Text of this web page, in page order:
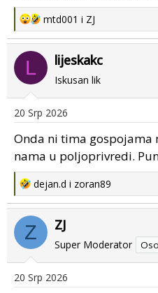
R
e
a
c
t
o
n
s
mtd001 i ZJ
L lijeskakc
Iskusan lik
20 Srp 2026
Onda ni tima gospojama
nama u poljoprivredi.
R
e
a
c
t
i
n
dejan.d i zoran89
Z ZJ
Super Moderator
20 Srp 2026